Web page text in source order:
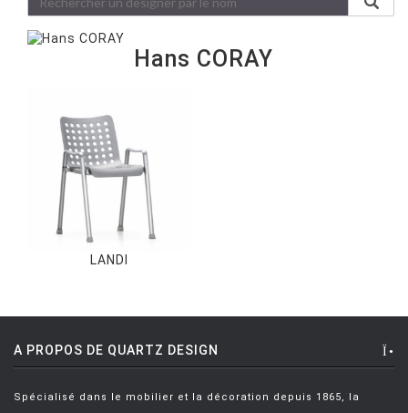
Hans CORAY
LANDI
A PROPOS DE QUARTZ DESIGN
Spécialisé dans le mobilier et la décoration depuis 1865, la